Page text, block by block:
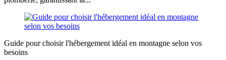
Guide pour choisir l'hébergement idéal en montagne selon vos
besoins